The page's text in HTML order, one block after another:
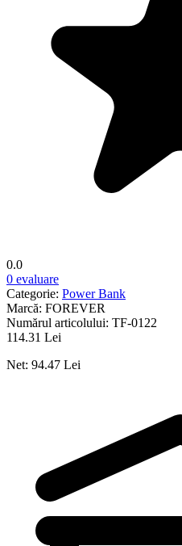
0.0
0 evaluare
Categorie: Power Bank
Marcă: FOREVER
Numărul articolului: TF-0122
114.31 Lei
Net: 94.47 Lei